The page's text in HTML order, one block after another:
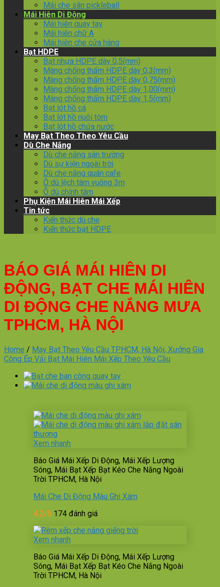
Mái che sân pickleball
Mái Hiên Di Động
Mái hiên quay tay
Mái hiên chữ A
Mái hiên che cửa hàng
Bạt HDPE
Bạt nhựa HDPE dày 0,5(mm)
Màng chống thấm HDPE dày 0,3(mm)
Màng chống thấm HDPE dày 0,75(mm)
Màng chống thấm HDPE dày 1,00(mm)
Màng chống thấm HDPE dày 1,5(mm)
Bạt lót hồ cá
Bạt lót hồ nuôi tôm
Bạt lót hồ chứa nước
May Bạt Theo Theo Yêu Cầu
Dù Che Nắng
Dù che nắng sân trường
Dù sự kiện ngoài trời
Dù che nắng quán cafe
Ô dù lệch tâm vuông 3m
Ô dù chính tâm
Phụ Kiện Mái Hiên Mái Xếp
Tin tức
Kiến thức dù che
Kiến thức bạt HDPE
BÁO GIÁ MÁI HIÊN DI
ĐỘNG, BẠT CHE MÁI HIÊN
DI ĐỘNG CHE NẮNG MƯA
TPHCM, HÀ NỘI
Home / May Bạt Theo Yêu Cầu TPHCM, Hà Nội, Xưởng Gia
Công Ép Vải Bạt Mái Hiên Mái Xếp Theo Yêu Cầu
Xem nhanh
Báo Giá Mái Xếp Di Động, Mái Xếp Lượng
Sóng, Mái Bạt Xếp Bạt Kéo Che Nắng Ngoài
Trời TPHCM, Hà Nội
Mái Che Di Động Màu Ghi Xám
4.2/5 174 đánh giá
Xem nhanh
Báo Giá Mái Xếp Di Động, Mái Xếp Lượng
Sóng, Mái Bạt Xếp Bạt Kéo Che Nắng Ngoài
Trời TPHCM, Hà Nội